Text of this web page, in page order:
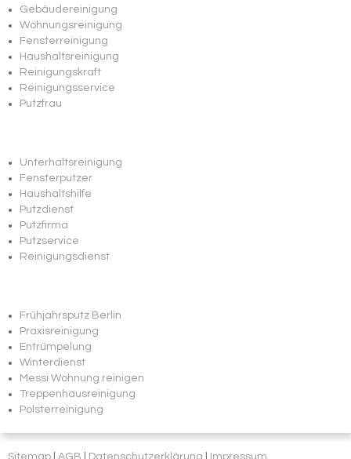
Gebäudereinigung
Wohnungsreinigung
Fensterreinigung
Haushaltsreinigung
Reinigungskraft
Reinigungsservice
Putzfrau
Unterhaltsreinigung
Fensterputzer
Haushaltshilfe
Putzdienst
Putzfirma
Putzservice
Reinigungsdienst
Frühjahrsputz Berlin
Praxisreinigung
Entrümpelung
Winterdienst
Messi Wohnung reinigen
Treppenhausreinigung
Polsterreinigung
Sitemap AGB Datenschutzerklärung Impressum